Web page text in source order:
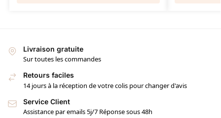
Livraison gratuite
Sur toutes les commandes
Retours faciles
14 jours à la réception de votre colis pour changer d'avis
Service Client
Assistance par emails 5j/7 Réponse sous 48h